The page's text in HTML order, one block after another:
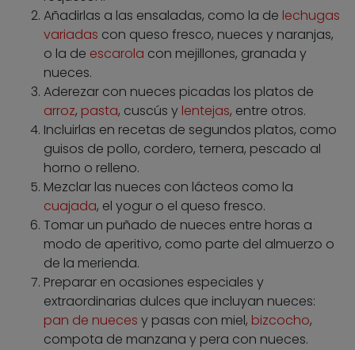
Añadirlas a las ensaladas, como la de lechugas
variadas con queso fresco, nueces y naranjas,
o la de escarola con mejillones, granada y
nueces.
Aderezar con nueces picadas los platos de
arroz, pasta, cuscús y lentejas, entre otros.
Incluirlas en recetas de segundos platos, como
guisos de pollo, cordero, ternera, pescado al
horno o relleno.
Mezclar las nueces con lácteos como la
cuajada, el yogur o el queso fresco.
Tomar un puñado de nueces entre horas a
modo de aperitivo, como parte del almuerzo o
de la merienda.
Preparar en ocasiones especiales y
extraordinarias dulces que incluyan nueces:
pan de nueces y pasas con miel, bizcocho,
compota de manzana y pera con nueces.